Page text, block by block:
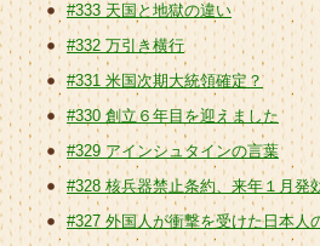
#333 天国と地獄の違い
#332 万引き横行
#331 米国次期大統領確定？
#330 創立６年目を迎えました
#329 アインシュタインの言葉
#328 核兵器禁止条約、来年１月発
#327 外国人が衝撃を受けた日本人